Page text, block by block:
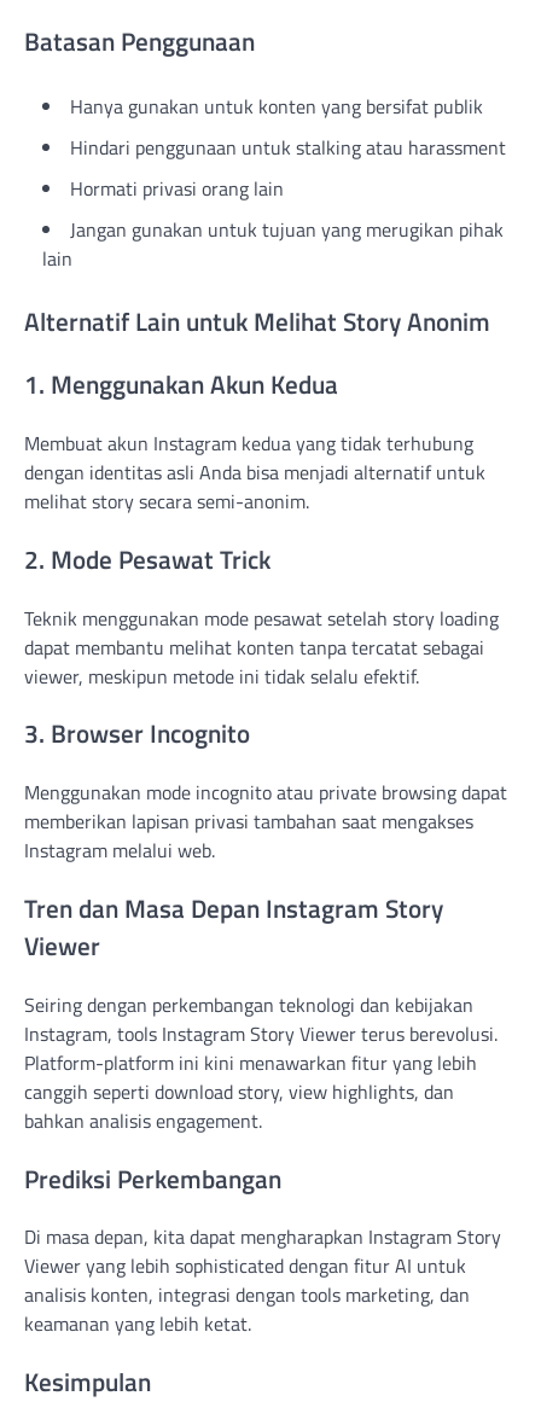
Batasan Penggunaan
Hanya gunakan untuk konten yang bersifat publik
Hindari penggunaan untuk stalking atau harassment
Hormati privasi orang lain
Jangan gunakan untuk tujuan yang merugikan pihak
lain
Alternatif Lain untuk Melihat Story Anonim
1. Menggunakan Akun Kedua
Membuat akun Instagram kedua yang tidak terhubung
dengan identitas asli Anda bisa menjadi alternatif untuk
melihat story secara semi-anonim.
2. Mode Pesawat Trick
Teknik menggunakan mode pesawat setelah story loading
dapat membantu melihat konten tanpa tercatat sebagai
viewer, meskipun metode ini tidak selalu efektif.
3. Browser Incognito
Menggunakan mode incognito atau private browsing dapat
memberikan lapisan privasi tambahan saat mengakses
Instagram melalui web.
Tren dan Masa Depan Instagram Story
Viewer
Seiring dengan perkembangan teknologi dan kebijakan
Instagram, tools Instagram Story Viewer terus berevolusi.
Platform-platform ini kini menawarkan fitur yang lebih
canggih seperti download story, view highlights, dan
bahkan analisis engagement.
Prediksi Perkembangan
Di masa depan, kita dapat mengharapkan Instagram Story
Viewer yang lebih sophisticated dengan fitur AI untuk
analisis konten, integrasi dengan tools marketing, dan
keamanan yang lebih ketat.
Kesimpulan